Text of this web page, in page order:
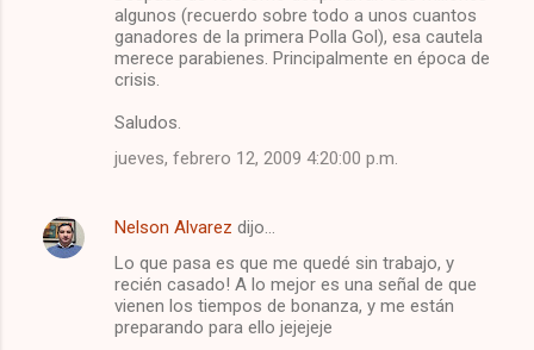
algunos (recuerdo sobre todo a unos cuantos
ganadores de la primera Polla Gol), esa cautela
merece parabienes. Principalmente en época de
crisis.
Saludos.
jueves, febrero 12, 2009 4:20:00 p.m.
Nelson Alvarez dijo…
Lo que pasa es que me quedé sin trabajo, y
recién casado! A lo mejor es una señal de que
vienen los tiempos de bonanza, y me están
preparando para ello jejejeje